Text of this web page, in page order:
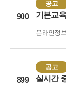
900
공고
기본교
온라인정
899
공고
실시간